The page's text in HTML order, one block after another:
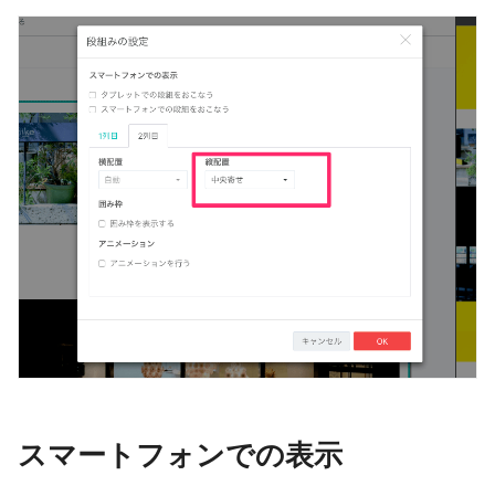
​スマートフォンでの表示